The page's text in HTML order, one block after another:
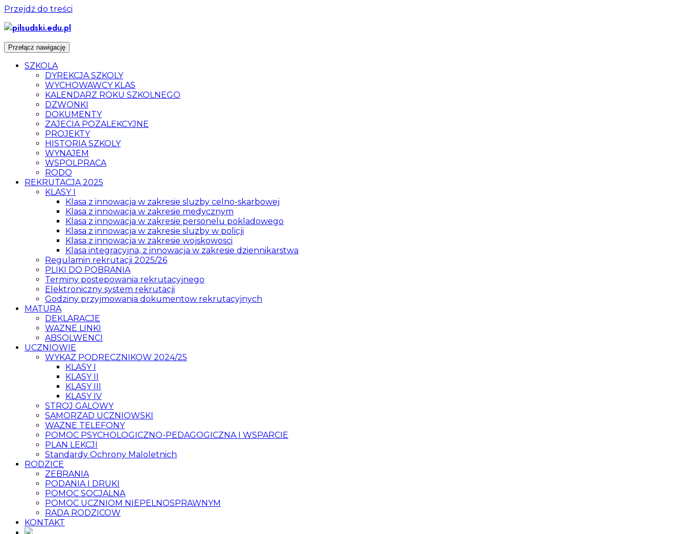
Przejdź do treści
Przełącz nawigację
SZKOLA
DYREKCJA SZKOLY
WYCHOWAWCY KLAS
KALENDARZ ROKU SZKOLNEGO
DZWONKI
DOKUMENTY
ZAJECIA POZALEKCYJNE
PROJEKTY
HISTORIA SZKOLY
WYNAJEM
WSPOLPRACA
RODO
REKRUTACJA 2025
KLASY I
Klasa z innowacja w zakresie sluzby celno-skarbowej
Klasa z innowacja w zakresie medycznym
Klasa z innowacja w zakresie personelu pokladowego
Klasa z innowacja w zakresie sluzby w policji
Klasa z innowacja w zakresie wojskowosci
Klasa integracyjna, z innowacja w zakresie dziennikarstwa
Regulamin rekrutacji 2025/26
PLIKI DO POBRANIA
Terminy postepowania rekrutacyjnego
Elektroniczny system rekrutacji
Godziny przyjmowania dokumentow rekrutacyjnych
MATURA
DEKLARACJE
WAZNE LINKI
ABSOLWENCI
UCZNIOWIE
WYKAZ PODRECZNIKOW 2024/25
KLASY I
KLASY II
KLASY III
KLASY IV
STROJ GALOWY
SAMORZAD UCZNIOWSKI
WAZNE TELEFONY
POMOC PSYCHOLOGICZNO-PEDAGOGICZNA I WSPARCIE
PLAN LEKCJI
Standardy Ochrony Maloletnich
RODZICE
ZEBRANIA
PODANIA I DRUKI
POMOC SOCJALNA
POMOC UCZNIOM NIEPELNOSPRAWNYM
RADA RODZICOW
KONTAKT